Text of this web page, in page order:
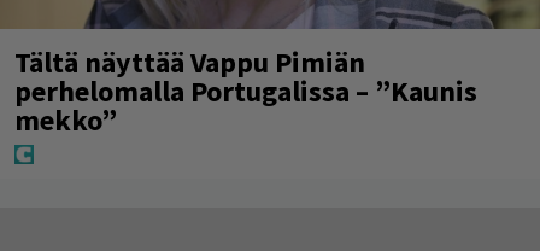
Tältä näyttää Vappu Pimiän
perhelomalla Portugalissa – ”Kaunis
mekko”